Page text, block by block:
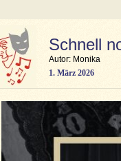
Schnell
Autor: Monika
1. März 2026